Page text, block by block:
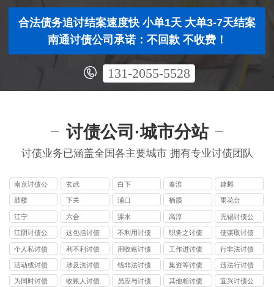
合法债务追讨结案速度快 小单1天 大单3-7天结案
南通讨债公司承诺：不回款 不收费！
131-2055-5528
讨债公司·城市分站
讨债业务已涵盖全国各主要城市 拥有专业讨债团队
南京讨债公
司
玄武 白下 秦淮 建邺
鼓楼 下关 浦口 栖霞 雨花台
江宁 六合 溧水 高淳
无锡讨债公
司
江阴讨债公
司
这包括讨债
公司
不利用讨债
公司
职务之讨债
公司
便谋取讨债
公司
个人私讨债
公司
利不利讨债
公司
用收账讨债
公司
工作进讨债
公司
行非法讨债
公司
活动或讨债
公司
涉及洗讨债
公司
钱非法讨债
公司
集资等讨债
公司
违法行讨债
公司
为同时讨债
收账人讨债
员应与讨债
其他相讨债
宜兴讨债公